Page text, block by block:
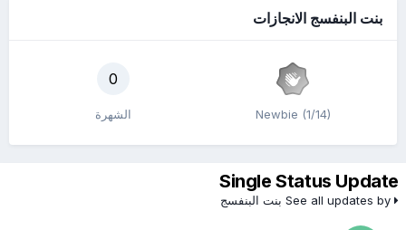
بنت البنفسج الانجازات
Newbie (1/14)
0
الشهرة
Single Status Update